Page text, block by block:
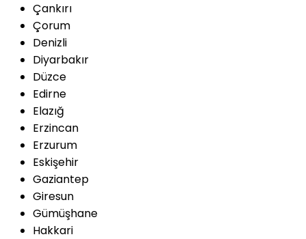
Çankırı
Çorum
Denizli
Diyarbakır
Düzce
Edirne
Elazığ
Erzincan
Erzurum
Eskişehir
Gaziantep
Giresun
Gümüşhane
Hakkari